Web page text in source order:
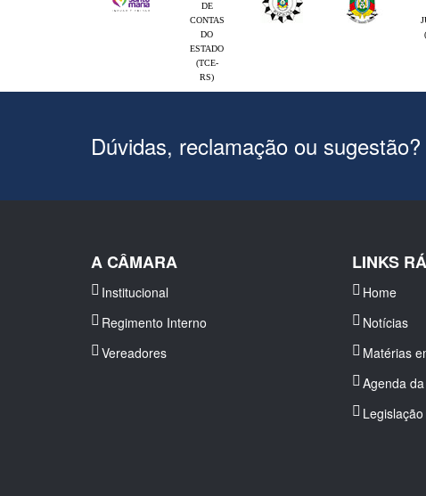
DE
CONTAS
DO
ESTADO
(TCE-
RS)
Dúvidas, reclamação ou sugestão?
A CÂMARA
Institucional
Regimento Interno
Vereadores
LINKS
Home
Notícias
Matérias
Agenda
Legislação